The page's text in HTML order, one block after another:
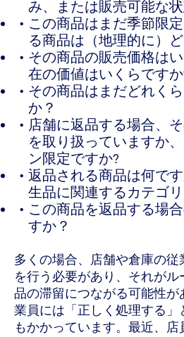
み、または販売可能な
この商品はまだ季節限
る商品は（地理的に）
その商品の販売価格は
在の価値はいくらです
その商品はまだどれく
か？
店舗に返品する場合、
を取り扱っていますか
ン限定ですか?
返品される商品は何で
生品に関連するカテゴ
この商品を返品する場
すか？
多くの場合、店舗や倉庫の
を行う必要があり、それがル
品の滞留につながる可能性が
業員には「正しく処理する」
もかかっています。最近、店